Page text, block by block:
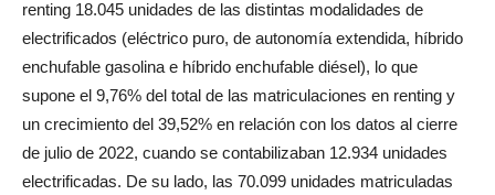
renting 18.045 unidades de las distintas modalidades de
electrificados (eléctrico puro, de autonomía extendida, híbrido
enchufable gasolina e híbrido enchufable diésel), lo que
supone el 9,76% del total de las matriculaciones en renting y
un crecimiento del 39,52% en relación con los datos al cierre
de julio de 2022, cuando se contabilizaban 12.934 unidades
electrificadas. De su lado, las 70.099 unidades matriculadas